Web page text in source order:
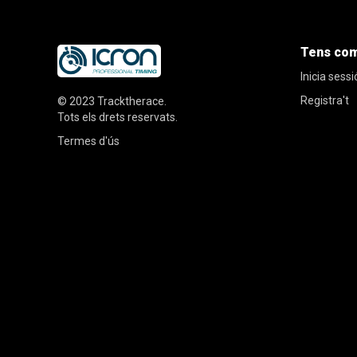
© 2023 Tracktherace
Tots els drets reservats.
Termes d'ús
Tens
Inicia
Registra't